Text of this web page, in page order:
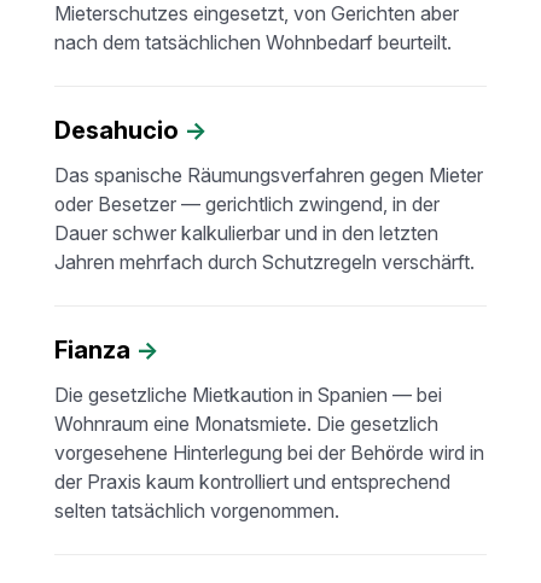
Mieterschutzes eingesetzt, von Gerichten aber
nach dem tatsächlichen Wohnbedarf beurteilt.
Desahucio →
Das spanische Räumungsverfahren gegen Mieter
oder Besetzer — gerichtlich zwingend, in der
Dauer schwer kalkulierbar und in den letzten
Jahren mehrfach durch Schutzregeln verschärft.
Fianza →
Die gesetzliche Mietkaution in Spanien — bei
Wohnraum eine Monatsmiete. Die gesetzlich
vorgesehene Hinterlegung bei der Behörde wird in
der Praxis kaum kontrolliert und entsprechend
selten tatsächlich vorgenommen.